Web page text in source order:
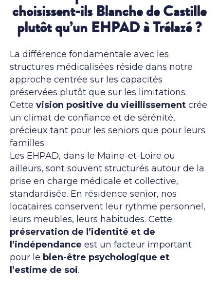
choisissent-ils Blanche de Castille
plutôt qu’un EHPAD à Trélazé ?
La différence fondamentale avec les
structures médicalisées réside dans notre
approche centrée sur les capacités
préservées plutôt que sur les limitations.
Cette vision positive du vieillissement crée
un climat de confiance et de sérénité,
précieux tant pour les seniors que pour leurs
familles.
Les EHPAD, dans le Maine-et-Loire ou
ailleurs, sont souvent structurés autour de la
prise en charge médicale et collective,
standardisée. En résidence senior, nos
locataires conservent leur rythme personnel,
leurs meubles, leurs habitudes. Cette
préservation de l’identité et de
l’indépendance est un facteur important
pour le bien-être psychologique et
l’estime de soi.